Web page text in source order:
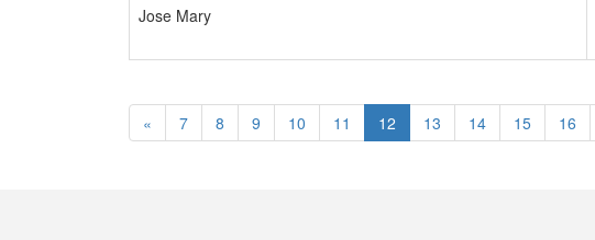
Jose Mary
« 7 8 9 10 11 12 13 14 15 16